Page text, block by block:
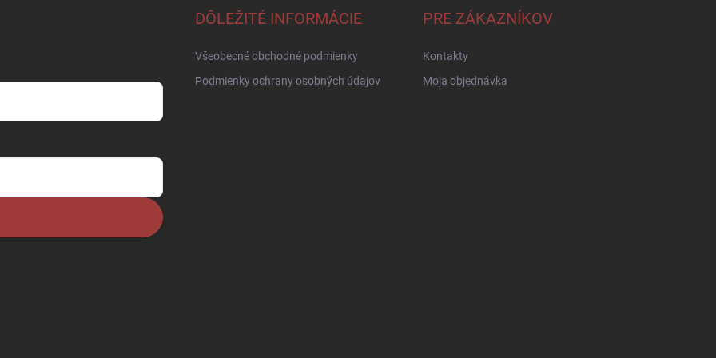
DÔLEŽITÉ INFORMÁCIE
Všeobecné obchodné podmienky
Podmienky ochrany osobných údajov
PRE ZÁKAZNÍKOV
Kontakty
Moja objednávka